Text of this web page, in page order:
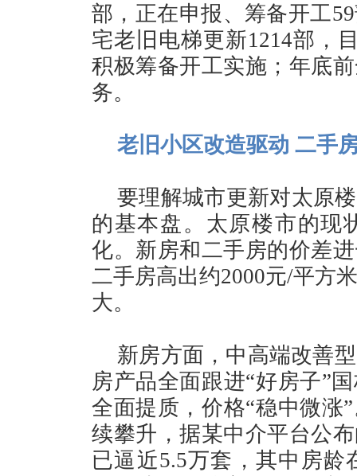
部，正在申报、筹备开工
宅老旧电梯更新1214部，
积极筹备开工实施；年底
务。
老旧小区改造驱动 二手
要理解城市更新对太原
的基本盘。太原楼市的
化。新房和二手房的价差
二手房高出约2000元/平方
大。
新房方面，中高端改善
房产品全面跟进“好房子”
全面提质，价格“稳中微涨
续攀升，据某中介平台公
已逼近5.5万套，其中房